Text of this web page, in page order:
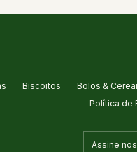
Biscoitos Bolos &
Política de